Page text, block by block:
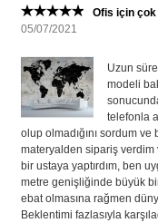
Ofis için çok
05/07/2021
Uzun
modeli
telefonla
olup olmadığını sordum
materyalden sipariş verdim
bir ustaya yaptırdım, ben
metre genişliğinde büyük
ebat olmasına rağmen
Beklentimi fazlasıyla